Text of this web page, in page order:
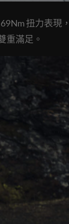
扭力表現
重滿足。